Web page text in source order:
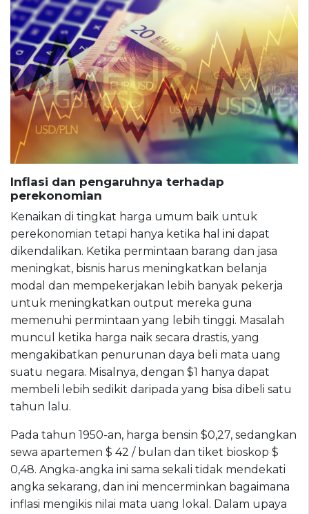
Inflasi dan pengaruhnya terhadap
perekonomian
Kenaikan di tingkat harga umum baik untuk
perekonomian tetapi hanya ketika hal ini dapat
dikendalikan. Ketika permintaan barang dan jasa
meningkat, bisnis harus meningkatkan belanja
modal dan mempekerjakan lebih banyak pekerja
untuk meningkatkan output mereka guna
memenuhi permintaan yang lebih tinggi. Masalah
muncul ketika harga naik secara drastis, yang
mengakibatkan penurunan daya beli mata uang
suatu negara. Misalnya, dengan $1 hanya dapat
membeli lebih sedikit daripada yang bisa dibeli satu
tahun lalu.
Pada tahun 1950-an, harga bensin $0,27, sedangkan
sewa apartemen $ 42 / bulan dan tiket bioskop $
0,48. Angka-angka ini sama sekali tidak mendekati
angka sekarang, dan ini mencerminkan bagaimana
inflasi mengikis nilai mata uang lokal. Dalam upaya